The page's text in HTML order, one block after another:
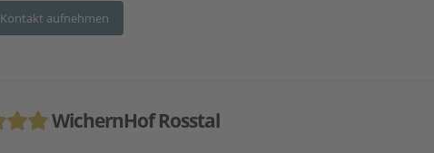
Kontakt aufnehmen
WichernHof Rosstal